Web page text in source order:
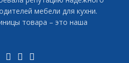
мебели для кухни.
товара – это наша